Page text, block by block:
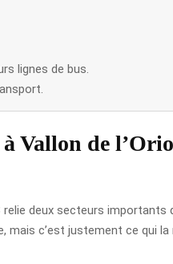
lignes de bus.
Vallon de
relie deux secteurs importants
mais c’est justement ce qui